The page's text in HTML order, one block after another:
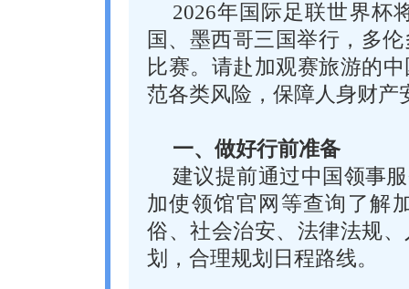
2026年国际足联世界杯
国、墨西哥三国举行，多
比赛。请赴加观赛旅游的
范各类风险，保障人身财产
一、做好行前准备
建议提前通过中国领事
加使领馆官网等查询了解
俗、社会治安、法律法规
划，合理规划日程路线。